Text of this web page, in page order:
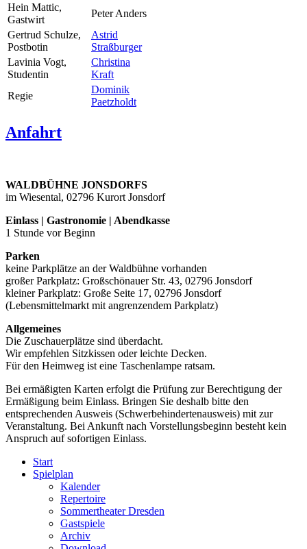
Hein Mattic,
Gastwirt
Peter Anders
Gertrud Schulze,
Postbotin
Astrid
Straßburger
Lavinia Vogt,
Studentin
Christina
Kraft
Regie
Dominik
Paetzholdt
Anfahrt
WALDBÜHNE JONSDORFS
im Wiesental, 02796 Kurort Jonsdorf
Einlass | Gastronomie | Abendkasse
1 Stunde vor Beginn
Parken
keine Parkplätze an der Waldbühne vorhanden
großer Parkplatz: Großschönauer Str. 43, 02796 Jonsdorf
kleiner Parkplatz: Große Seite 17, 02796 Jonsdorf
(Lebensmittelmarkt mit angrenzendem Parkplatz)
Allgemeines
Die Zuschauerplätze sind überdacht.
Wir empfehlen Sitzkissen oder leichte Decken.
Für den Heimweg ist eine Taschenlampe ratsam.
Bei ermäßigten Karten erfolgt die Prüfung zur Berechtigung der
Ermäßigung beim Einlass. Bringen Sie deshalb bitte den
entsprechenden Ausweis (Schwerbehindertenausweis) mit zur
Veranstaltung. Bei Ankunft nach Vorstellungsbeginn besteht kein
Anspruch auf sofortigen Einlass.
Start
Spielplan
Kalender
Repertoire
Sommertheater Dresden
Gastspiele
Archiv